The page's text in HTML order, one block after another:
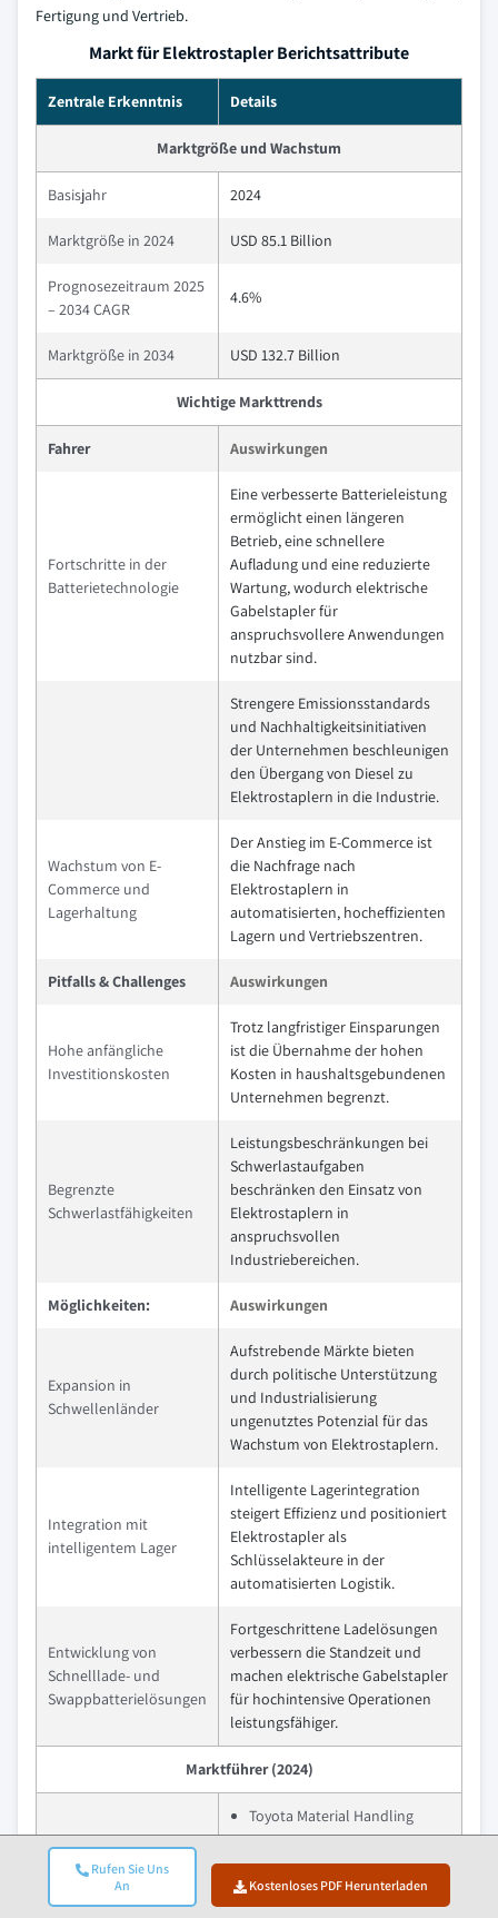
Rufen Sie Uns
An
Kostenloses PDF Herunterladen
Fertigung und Vertrieb.
Markt für Elektrostapler Berichtsattribute
Zentrale Erkenntnis Details
Marktgröße und Wachstum
Basisjahr 2024
Marktgröße in 2024 USD 85.1 Billion
Prognosezeitraum 2025
– 2034 CAGR
4.6%
Marktgröße in 2034 USD 132.7 Billion
Wichtige Markttrends
Fahrer Auswirkungen
Fortschritte in der
Batterietechnologie
Eine verbesserte Batterieleistung
ermöglicht einen längeren
Betrieb, eine schnellere
Aufladung und eine reduzierte
Wartung, wodurch elektrische
Gabelstapler für
anspruchsvollere Anwendungen
nutzbar sind.
Strengere Emissionsstandards
und Nachhaltigkeitsinitiativen
der Unternehmen beschleunigen
den Übergang von Diesel zu
Elektrostaplern in die Industrie.
Wachstum von E-
Commerce und
Lagerhaltung
Der Anstieg im E-Commerce ist
die Nachfrage nach
Elektrostaplern in
automatisierten, hocheffizienten
Lagern und Vertriebszentren.
Pitfalls & Challenges Auswirkungen
Hohe anfängliche
Investitionskosten
Trotz langfristiger Einsparungen
ist die Übernahme der hohen
Kosten in haushaltsgebundenen
Unternehmen begrenzt.
Begrenzte
Schwerlastfähigkeiten
Leistungsbeschränkungen bei
Schwerlastaufgaben
beschränken den Einsatz von
Elektrostaplern in
anspruchsvollen
Industriebereichen.
Möglichkeiten: Auswirkungen
Expansion in
Schwellenländer
Aufstrebende Märkte bieten
durch politische Unterstützung
und Industrialisierung
ungenutztes Potenzial für das
Wachstum von Elektrostaplern.
Integration mit
intelligentem Lager
Intelligente Lagerintegration
steigert Effizienz und positioniert
Elektrostapler als
Schlüsselakteure in der
automatisierten Logistik.
Entwicklung von
Schnelllade- und
Swappbatterielösungen
Fortgeschrittene Ladelösungen
verbessern die Standzeit und
machen elektrische Gabelstapler
für hochintensive Operationen
leistungsfähiger.
Marktführer (2024)
Marktführer
Toyota Material Handling
Industries Corporation